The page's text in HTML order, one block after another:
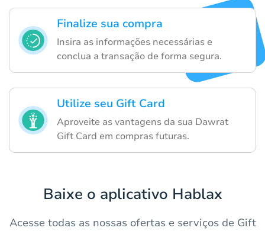
Finalize sua compra
Insira as informações necessárias e
conclua a transação de forma segura.
Utilize seu Gift Card
Aproveite as vantagens da sua Dawrat
Gift Card em compras futuras.
Baixe o aplicativo Hablax
Acesse todas as nossas ofertas e serviços de Gift